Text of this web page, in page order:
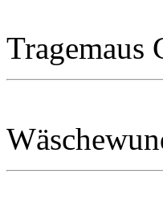
Tragemaus